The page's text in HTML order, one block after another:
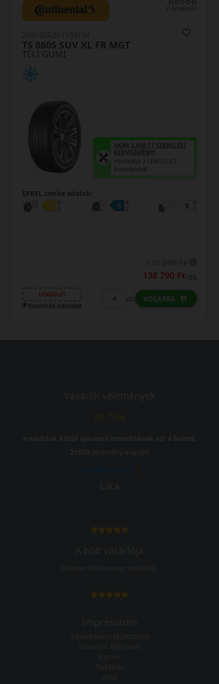
0 értékelés
TÉLI GUMI
TS 860S SUV XL FR MGT
AKÁR 5.000 FT SZERELÉSI
KEDVEZMÉNY!
Használja a LENDÜLET
kuponkódot!
EPREL cimke adatok:
138 790 Ft/db
LENDÜLET
Kuponkód másolása
db KOSÁRBA